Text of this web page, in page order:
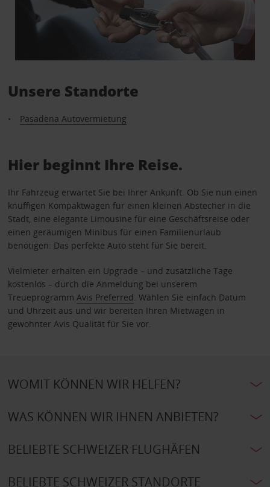
Unsere Standorte
Pasadena Autovermietung
Hier beginnt Ihre Reise.
Ihr Fahrzeug erwartet Sie bei Ihrer Ankunft. Ob Sie nun einen
knuffigen Kompaktwagen für einen kleinen Abstecher in die
Stadt, eine elegante Limousine für eine Geschäftsreise oder
einen geräumigen Minibus für einen Familienurlaub
benötigen: Das perfekte Auto steht für Sie bereit.
Vielmieter erhalten ein Upgrade – und zusätzliche Tage
kostenlos – durch die Anmeldung bei unserem
Treueprogramm Avis Preferred . Wählen Sie einfach Datum
und Uhrzeit aus und wir bereiten Ihren Mietwagen in
gewohnter Avis Qualität für Sie vor.
WOMIT KÖNNEN WIR HELFEN?
WAS KÖNNEN WIR IHNEN ANBIETEN?
BELIEBTE SCHWEIZER FLUGHÄFEN
BELIEBTE SCHWEIZER STANDORTE